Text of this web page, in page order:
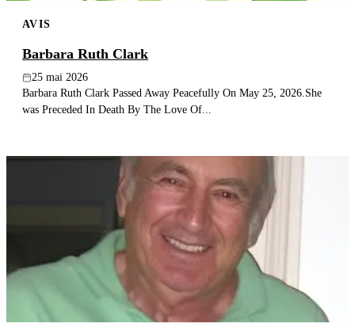
AVIS
Barbara Ruth Clark
25 mai 2026
Barbara Ruth Clark Passed Away Peacefully On May 25, 2026.She
was Preceded In Death By The Love Of...